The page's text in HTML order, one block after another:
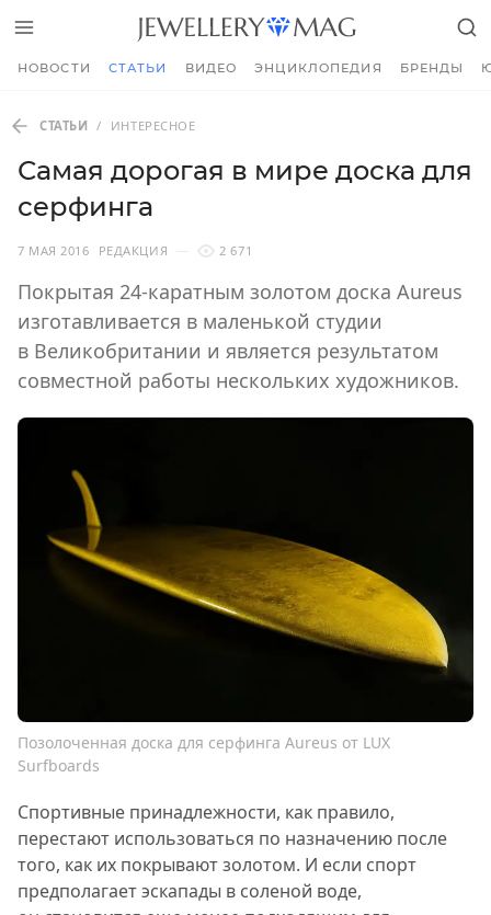
НОВОСТИ СТАТЬИ ВИДЕО ЭНЦИКЛОПЕДИЯ БРЕНДЫ
СТАТЬИ / ИНТЕРЕСНОЕ
Самая дорогая в мире доска для
серфинга
7 МАЯ 2016 РЕДАКЦИЯ 2 671
Покрытая 24-каратным золотом доска Aureus
изготавливается в маленькой студии
в Великобритании и является результатом
совместной работы нескольких художников.
Позолоченная доска для серфинга Aureus от LUX
Surfboards
Спортивные принадлежности, как правило,
перестают использоваться по назначению после
того, как их покрывают золотом. И если спорт
предполагает эскапады в соленой воде,